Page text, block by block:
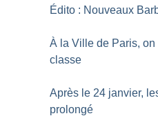
Édito : Nouveaux
À la Ville de Paris,
classe
Après le 24 janvier,
prolongé